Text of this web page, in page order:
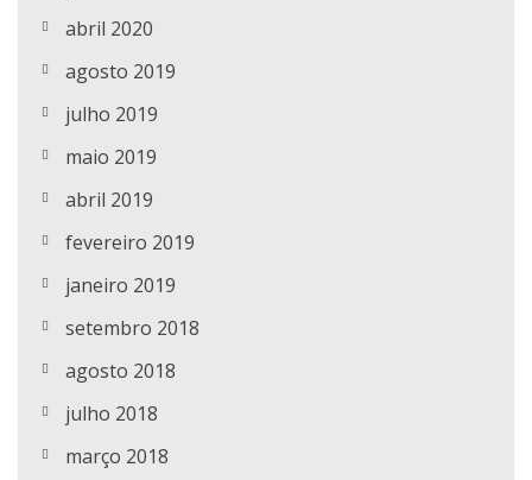
abril 2020
agosto 2019
julho 2019
maio 2019
abril 2019
fevereiro 2019
janeiro 2019
setembro 2018
agosto 2018
julho 2018
março 2018